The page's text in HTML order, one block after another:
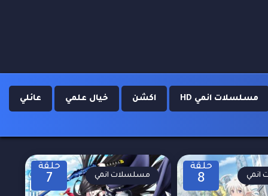
مسلسلات انمي HD اكشن خيال علمي عائلي
حلقة
8 انمي
حلقة
7 مسلسلات انمي